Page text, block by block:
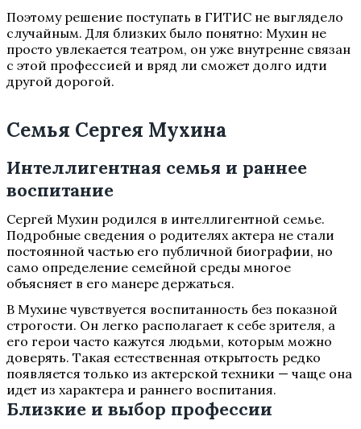
Поэтому решение поступать в ГИТИС не выглядело
случайным. Для близких было понятно: Мухин не
просто увлекается театром, он уже внутренне связан
с этой профессией и вряд ли сможет долго идти
другой дорогой.
Семья Сергея Мухина
Интеллигентная семья и раннее
воспитание
Сергей Мухин родился в интеллигентной семье.
Подробные сведения о родителях актера не стали
постоянной частью его публичной биографии, но
само определение семейной среды многое
объясняет в его манере держаться.
В Мухине чувствуется воспитанность без показной
строгости. Он легко располагает к себе зрителя, а
его герои часто кажутся людьми, которым можно
доверять. Такая естественная открытость редко
появляется только из актерской техники — чаще она
идет из характера и раннего воспитания.
Близкие и выбор профессии